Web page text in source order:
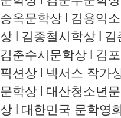
승옥문학상 l 김용익
상 l 김종철시학상 l
김춘수시문학상 l 김
픽션상 l 넥서스 작가
문학상 l 대산청소년
상 l 대한민국 문학영